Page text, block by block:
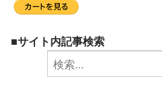
■サイト内記事検索